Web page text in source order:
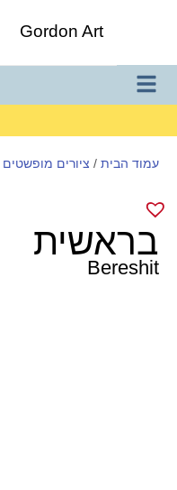
Gordon Art
עמוד הבית / ציורים מופשטים
בראשית
Bereshit